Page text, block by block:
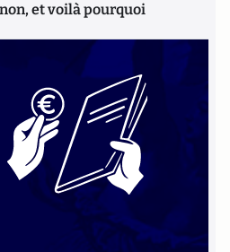
et voilà pourquoi